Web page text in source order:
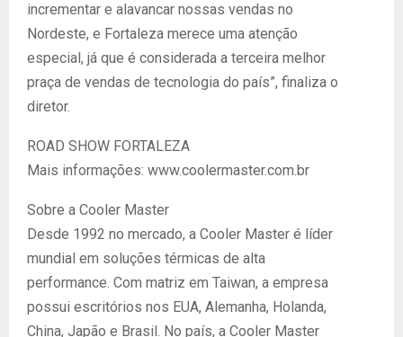
incrementar e alavancar nossas vendas no
Nordeste, e Fortaleza merece uma atenção
especial, já que é considerada a terceira melhor
praça de vendas de tecnologia do país”, finaliza o
diretor.
ROAD SHOW FORTALEZA
Mais informações: www.coolermaster.com.br
Sobre a Cooler Master
Desde 1992 no mercado, a Cooler Master é líder
mundial em soluções térmicas de alta
performance. Com matriz em Taiwan, a empresa
possui escritórios nos EUA, Alemanha, Holanda,
China, Japão e Brasil. No país, a Cooler Master